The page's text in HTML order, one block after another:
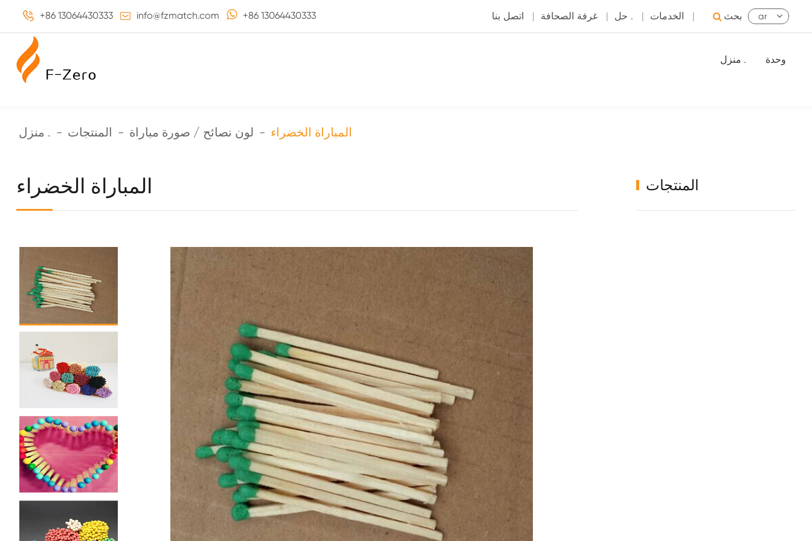
+86 13064430333 info@fzmatch.com +86 13064430333 اتصل بنا | غرفة الصحافة | حل . | الخدمات | بحث ar
منزل . وحدة
منزل . المنتجات لون نصائح / صورة مباراة المباراة الخضراء
المباراة الخضراء المنتجات